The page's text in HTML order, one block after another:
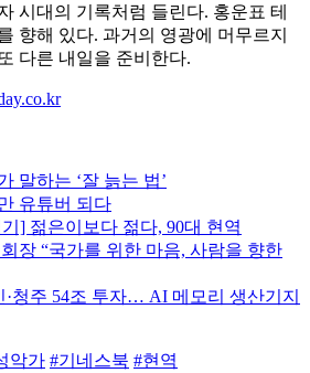
시대의 기록처럼 들린다. 홍운표 테
향해 있다. 과거의 영광에 머무르지
다른 내일을 준비한다.
말하는 ‘잘 늙는 법’
유튜버 되다
] 젊은이보다 젊다, 90대 현역
장 “국가를 위한 마음, 사람을 향한
·청주 54조 투자… AI 메모리 생산기지
악가 #기네스북 #현역